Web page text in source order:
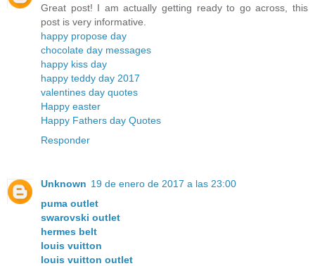
Great post! I am actually getting ready to go across, this
post is very informative.
happy propose day
chocolate day messages
happy kiss day
happy teddy day 2017
valentines day quotes
Happy easter
Happy Fathers day Quotes
Responder
Unknown 19 de enero de 2017 a las 23:00
puma outlet
swarovski outlet
hermes belt
louis vuitton
louis vuitton outlet